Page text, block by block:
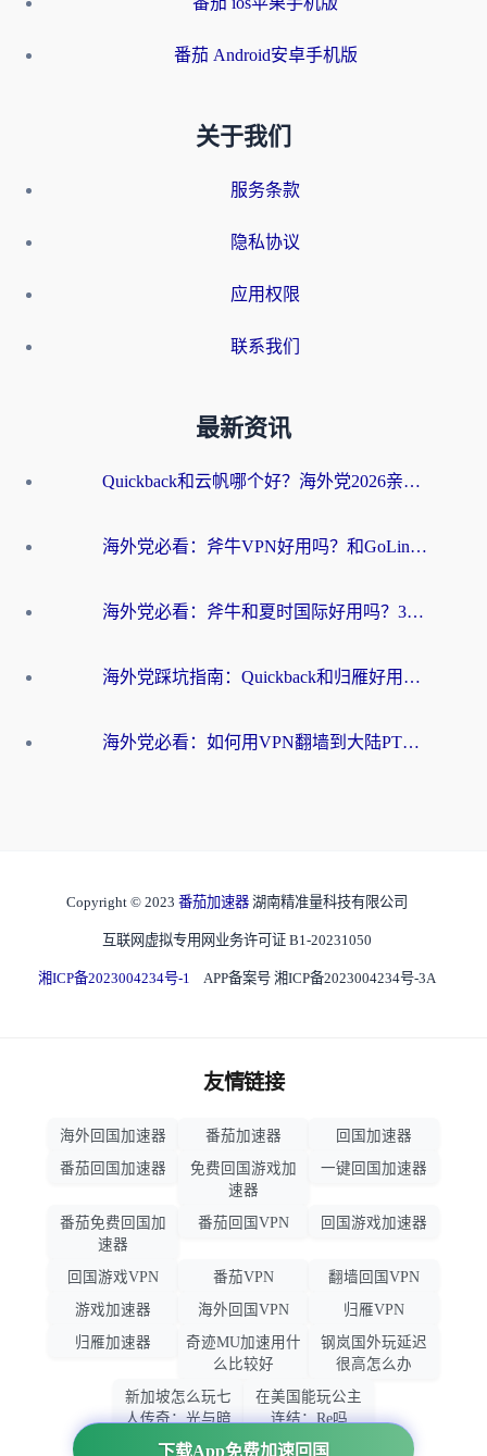
番茄 Android安卓手机版
关于我们
服务条款
隐私协议
应用权限
联系我们
最新资讯
Quickback和云帆哪个好？海外党2026亲测指南：选对加速器大陆工具，无缝刷国内剧玩国服
海外党必看：斧牛VPN好用吗？和GoLinkVPN对比哪个回国效果更好？
海外党必看：斧牛和夏时国际好用吗？3步选对回国加速器，无缝刷国内资源
海外党踩坑指南：Quickback和归雁好用吗？选对加速器才能无缝刷国内资源
海外党必看：如何用VPN翻墙到大陆PTT？一篇解决你所有回国加速痛点
下载App免费加速回国
Copyright © 2023 番茄加速器 湖南精准量科技有限公司
互联网虚拟专用网业务许可证 B1-20231050
湘ICP备2023004234号-1 APP备案号 湘ICP备2023004234号-3A
友情链接
海外回国加速器 番茄加速器
回国加速器
番茄回国加速器
免费回国游戏加
速器
一键回国加速器
番茄免费回国加
速器
番茄回国VPN 回国游戏加速器
回国游戏VPN 番茄VPN
翻墙回国VPN
游戏加速器
海外回国VPN
归雁VPN
归雁加速器
奇迹MU加速用什
么比较好
钢岚国外玩延迟
很高怎么办
新加坡怎么玩七
人传奇：光与暗
之交战
在美国能玩公主
连结：Re吗